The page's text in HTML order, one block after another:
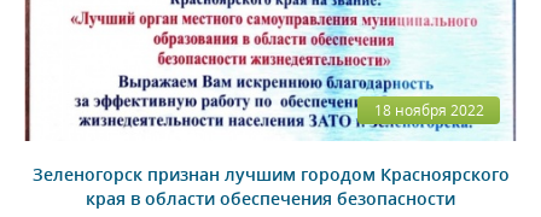
18 ноября 2022
Зеленогорск признан лучшим городом Красноярского
края в области обеспечения безопасности